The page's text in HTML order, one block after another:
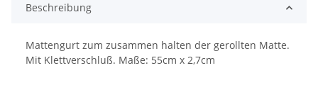
Beschreibung
Mattengurt zum zusammen halten der gerollten Matte.
Mit Klettverschluß. Maße: 55cm x 2,7cm